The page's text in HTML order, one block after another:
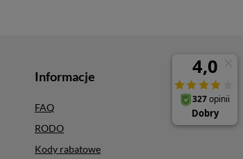
Informacje
FAQ
RODO
Kody rabatowe